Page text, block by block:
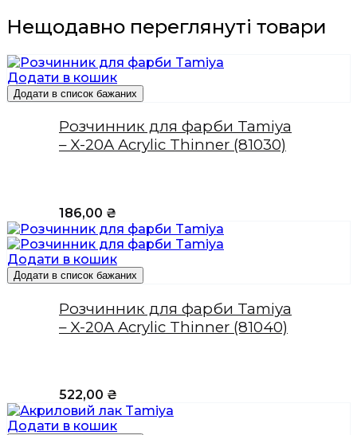
Нещодавно переглянуті товари
Додати в кошик
Додати в список бажаних
Розчинник для фарби Tamiya
– X-20A Acrylic Thinner (81030)
186,00 ₴
Додати в кошик
Додати в список бажаних
Розчинник для фарби Tamiya
– X-20A Acrylic Thinner (81040)
522,00 ₴
Додати в кошик